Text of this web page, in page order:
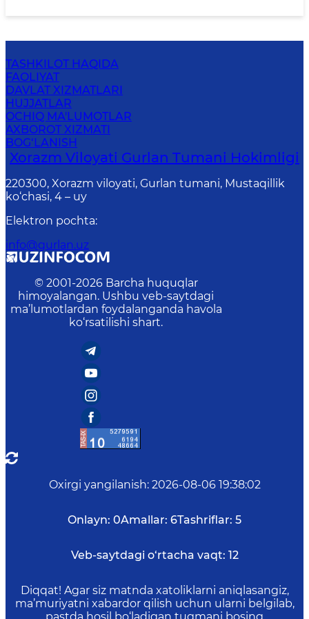
TASHKILOT HAQIDA
FAOLIYAT
DAVLAT XIZMATLARI
HUJJATLAR
OCHIQ MA'LUMOTLAR
AXBOROT XIZMATI
BOG‘LANISH
Xorazm Viloyati Gurlan Tumani Hokimligi
220300, Xorazm viloyati, Gurlan tumani, Mustaqillik
ko‘chasi, 4 – uy
Elektron pochta:
info@gurlan.uz
© 2001-2026 Barcha huquqlar
himoyalangan. Ushbu veb-saytdagi
ma’lumotlardan foydalanganda havola
ko‘rsatilishi shart.
Oxirgi yangilanish: 2026-08-06 19:38:02
Onlayn: 0Amallar: 6Tashriflar: 5
Veb-saytdagi o‘rtacha vaqt: 12
Diqqat! Agar siz matnda xatoliklarni aniqlasangiz,
ma’muriyatni xabardor qilish uchun ularni belgilab,